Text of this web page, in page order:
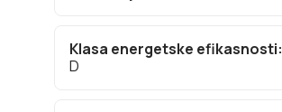
Klasa energetske efikasnosti:
D